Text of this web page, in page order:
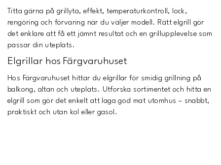
Titta gärna på grillyta, effekt, temperaturkontroll, lock,
rengöring och förvaring när du väljer modell. Rätt elgrill gör
det enklare att få ett jämnt resultat och en grillupplevelse som
passar din uteplats.
Elgrillar hos Färgvaruhuset
Hos Färgvaruhuset hittar du elgrillar för smidig grillning på
balkong, altan och uteplats. Utforska sortimentet och hitta en
elgrill som gör det enkelt att laga god mat utomhus – snabbt,
praktiskt och utan kol eller gasol.